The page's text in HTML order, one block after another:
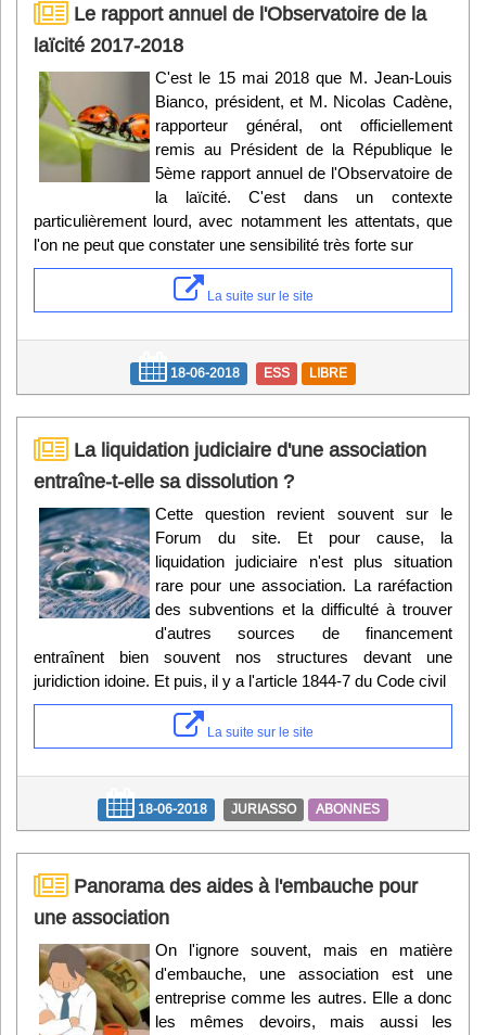
Le rapport annuel de l'Observatoire de la
laïcité 2017-2018
C'est le 15 mai 2018 que M. Jean-Louis
Bianco, président, et M. Nicolas Cadène,
rapporteur général, ont officiellement
remis au Président de la République le
5ème rapport annuel de l'Observatoire de
la laïcité. C'est dans un contexte
particulièrement lourd, avec notamment les attentats, que
l'on ne peut que constater une sensibilité très forte sur
La suite sur le site
18-06-2018 ESS LIBRE
La liquidation judiciaire d'une association
entraîne-t-elle sa dissolution ?
Cette question revient souvent sur le
Forum du site. Et pour cause, la
liquidation judiciaire n'est plus situation
rare pour une association. La raréfaction
des subventions et la difficulté à trouver
d'autres sources de financement
entraînent bien souvent nos structures devant une
juridiction idoine. Et puis, il y a l'article 1844-7 du Code civil
La suite sur le site
18-06-2018 JURIASSO ABONNES
Panorama des aides à l'embauche pour
une association
On l'ignore souvent, mais en matière
d'embauche, une association est une
entreprise comme les autres. Elle a donc
les mêmes devoirs, mais aussi les